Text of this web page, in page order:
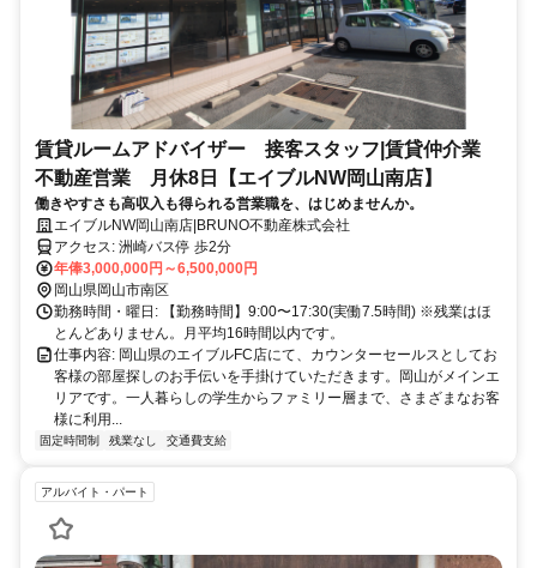
賃貸ルームアドバイザー 接客スタッフ|賃貸仲介業
不動産営業 月休8日【エイブルNW岡山南店】
働きやすさも高収入も得られる営業職を、はじめませんか。
エイブルNW岡山南店|BRUNO不動産株式会社
アクセス: 洲崎バス停 歩2分
年俸3,000,000円～6,500,000円
岡山県岡山市南区
勤務時間・曜日: 【勤務時間】9:00〜17:30(実働7.5時間) ※残業はほ
とんどありません。月平均16時間以内です。
仕事内容: 岡山県のエイブルFC店にて、カウンターセールスとしてお
客様の部屋探しのお手伝いを手掛けていただきます。岡山がメインエ
リアです。一人暮らしの学生からファミリー層まで、さまざまなお客
様に利用...
固定時間制 残業なし 交通費支給
アルバイト・パート